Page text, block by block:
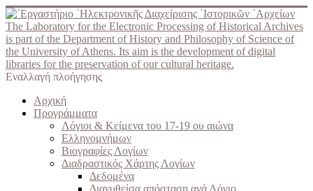
The Laboratory for the Electronic Processing of Historical Archives
is part of the Department of History and Philosophy of Science of
the University of Athens. Its aim is the development of digital
libraries for the preservation of our cultural heritage.
Εναλλαγή πλοήγησης
Αρχική
Προγράμματα
Λόγιοι & Κείμενα του 17-19 ου αιώνα
Ελληνομνήμων
Βιογραφίες Λογίων
Διαδραστικός Χάρτης Λογίων
Δεδομένα
Διανυθείσα απόσταση ανά Λόγιο